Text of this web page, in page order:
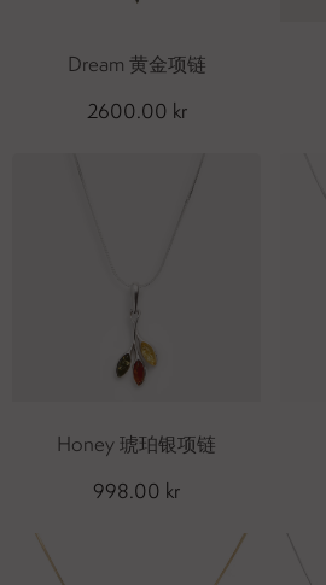
Dream 黄金项链
2600.00 kr
Honey 琥珀银项链
998.00 kr